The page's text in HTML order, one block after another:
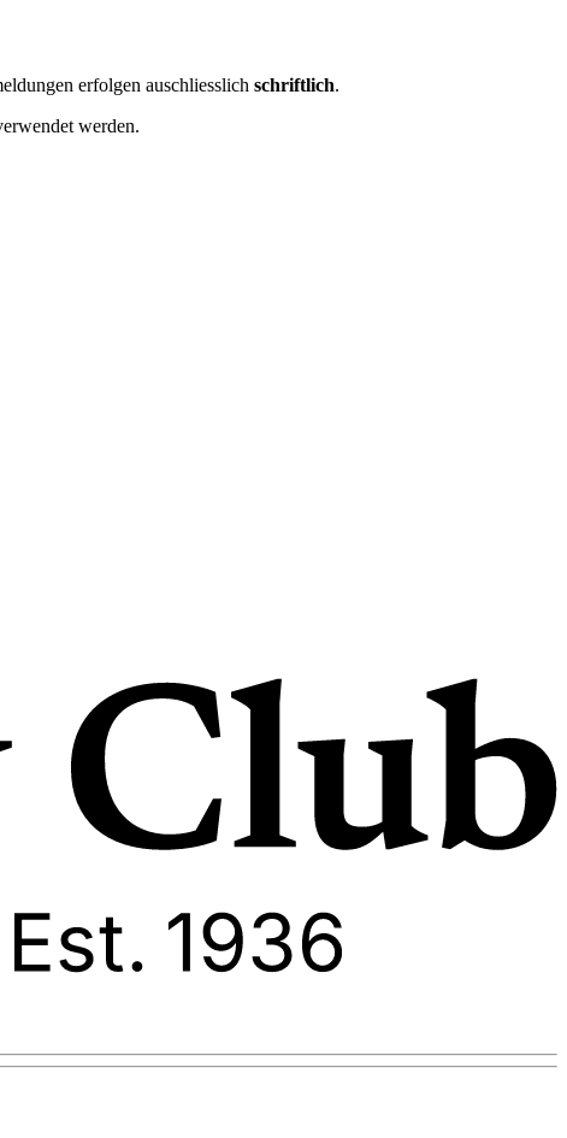
erfolgen auschliesslich schriftlich.
werden.